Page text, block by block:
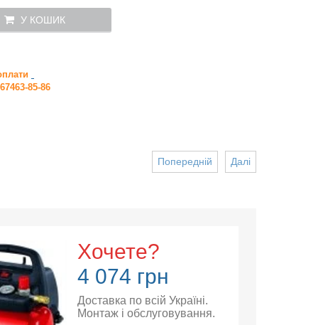
У КОШИК
85-86
Далі
Попередній
Хочете?
4 074 грн
Доставка по всій Україні.
Монтаж і обслуговування.